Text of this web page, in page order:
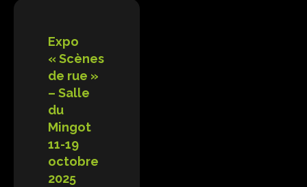
Expo
« Scènes
de rue »
– Salle
du
Mingot
11-19
octobre
2025